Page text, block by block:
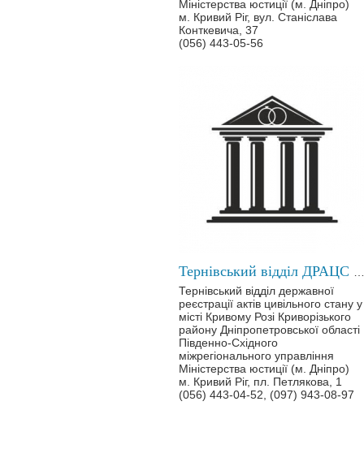
Міністерства юстиції (м. Дніпро)
м. Кривий Ріг, вул. Станіслава
Конткевича, 37
(056) 443-05-56
Тернівський відділ державної
реєстрації актів цивільного стану у
місті Кривому Розі Криворізького
району Дніпропетровської області
Південно-Східного
міжрегіонального управління
Міністерства юстиції (м. Дніпро)
м. Кривий Ріг, пл. Петлякова, 1
(056) 443-04-52, (097) 943-08-97